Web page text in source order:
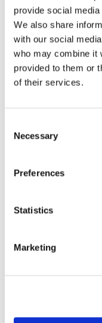
provide social
We also share
with our social
who may combine it
provided to them or
of their services.
Selection
Necessary
Preferences
Statistics
Marketing
Анализ
отрицательных
будущего
гетерозиготный,
отсутствует
биологического
лаборатории
что у людей
отличается от
Это также
мужчины